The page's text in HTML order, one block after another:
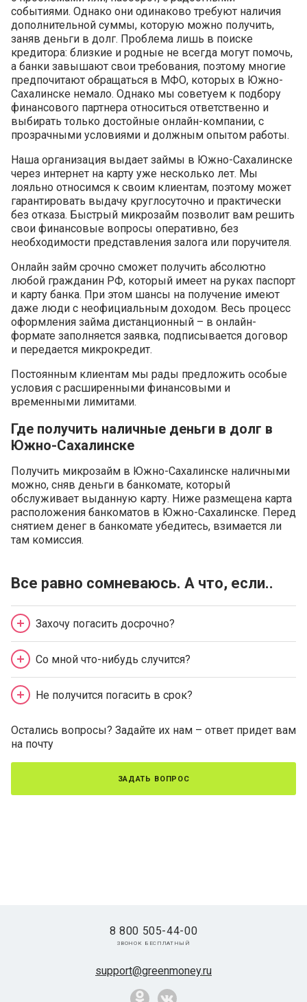
событиями. Однако они одинаково требуют наличия
дополнительной суммы, которую можно получить,
заняв деньги в долг. Проблема лишь в поиске
кредитора: близкие и родные не всегда могут помочь,
а банки завышают свои требования, поэтому многие
предпочитают обращаться в МФО, которых в Южно-
Сахалинске немало. Однако мы советуем к подбору
финансового партнера относиться ответственно и
выбирать только достойные онлайн-компании, с
прозрачными условиями и должным опытом работы.
Наша организация выдает займы в Южно-Сахалинске
через интернет на карту уже несколько лет. Мы
лояльно относимся к своим клиентам, поэтому может
гарантировать выдачу круглосуточно и практически
без отказа. Быстрый микрозайм позволит вам решить
свои финансовые вопросы оперативно, без
необходимости представления залога или поручителя.
Онлайн займ срочно сможет получить абсолютно
любой гражданин РФ, который имеет на руках паспорт
и карту банка. При этом шансы на получение имеют
даже люди с неофициальным доходом. Весь процесс
оформления займа дистанционный – в онлайн-
формате заполняется заявка, подписывается договор
и передается микрокредит.
Постоянным клиентам мы рады предложить особые
условия с расширенными финансовыми и
временными лимитами.
Где получить наличные деньги в долг в
Южно-Сахалинске
Получить микрозайм в Южно-Сахалинске наличными
можно, сняв деньги в банкомате, который
обслуживает выданную карту. Ниже размещена карта
расположения банкоматов в Южно-Сахалинске. Перед
снятием денег в банкомате убедитесь, взимается ли
там комиссия.
Все равно сомневаюсь. А что, если..
Захочу погасить досрочно?
Со мной что-нибудь случится?
Не получится погасить в срок?
Остались вопросы? Задайте их нам – ответ придет вам
на почту
задать вопрос
support@greenmoney.ru
8 800 505-44-00
звонок бесплатный